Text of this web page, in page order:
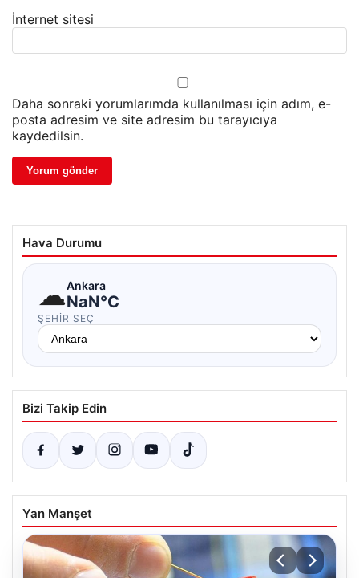
İnternet sitesi
Daha sonraki yorumlarımda kullanılması için adım, e-
posta adresim ve site adresim bu tarayıcıya
kaydedilsin.
Hava Durumu
☁Ankara
NaN°C
ŞEHIR SEÇ
Bizi Takip Edin
Yan Manşet